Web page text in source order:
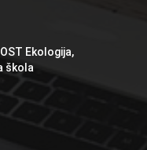
Ekologija,
škola